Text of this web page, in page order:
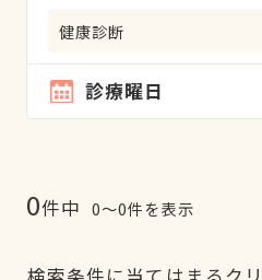
健康診断
診療曜日
0件中 0〜0件を表示